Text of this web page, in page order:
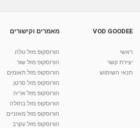
VOD GOODEE
ראשי
יצירת קשר
תנאי השימוש
מאמרים וקישורים
הורוסקופ מזל טלה
הורוסקופ מזל שור
הורוסקופ מזל תאומים
הורוסקופ מזל סרטן
הורוסקופ מזל אריה
הורוסקופ מזל בתולה
הורוסקופ מזל מאזניים
הורוסקופ מזל עקרב